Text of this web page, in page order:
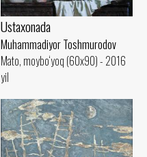
Ustaxonada
Muhammadiyor Toshmurodov
Mato, moybo‘yoq (60x90) - 2016
yil